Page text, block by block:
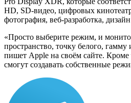
HD, SD-видео, цифровых
фотография, веб-разработка,
«Просто выберите режим, и
пространство, точку белого, гамму
пишет Apple на своём сайте. Кроме
смогут создавать собственные